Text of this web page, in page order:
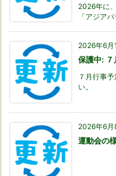
2026年に
「アジア
2026年6月
保護中: ７
７月行事
い。
2026年6月
運動会の